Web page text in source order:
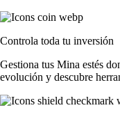
Controla toda tu inversión
Gestiona tus Mina estés
evolución y descubre